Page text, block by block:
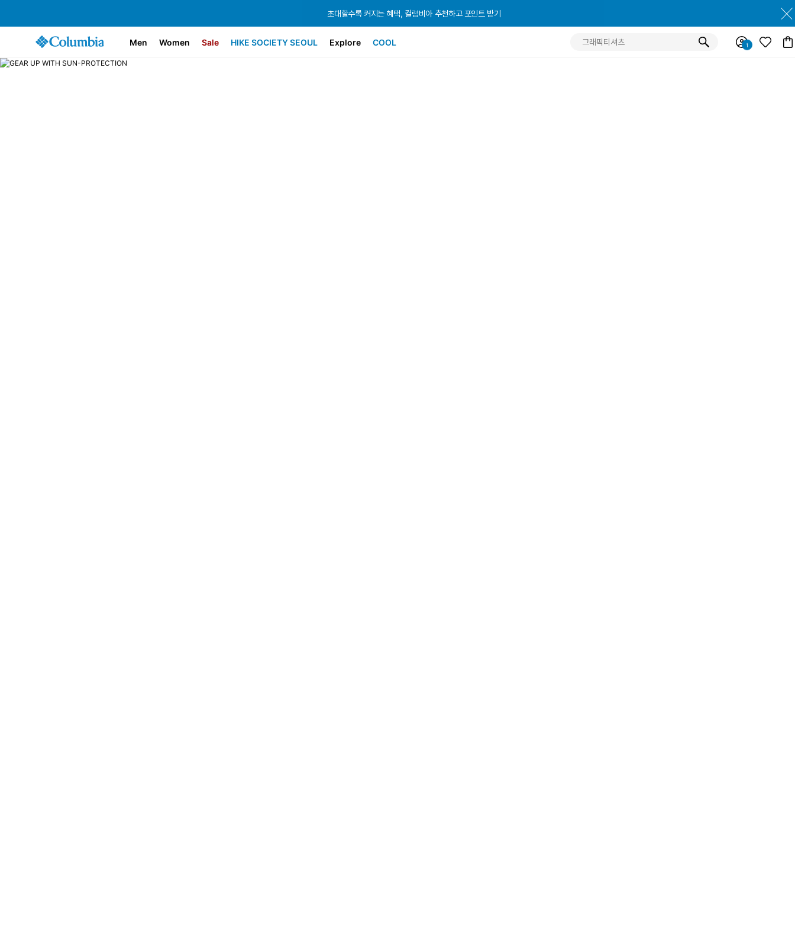
초대할수록 커지는 혜택, 컬럼비아 추천하고 포인트 받기
초대할수록 커지는 혜택, 컬럼비아 추천하고 포인트 받기
초대할수록 커지는 혜택, 컬럼비아 추천하고 포인트 받기
Men Women Sale HIKE SOCIETY SEOUL Explore COOL